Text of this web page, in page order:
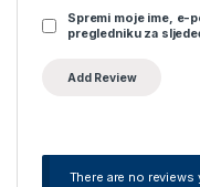
Spremi moje ime, e-
pregledniku za
There are no reviews